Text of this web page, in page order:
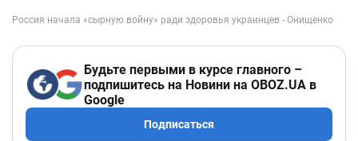
Будьте первыми в курсе главного –
подпишитесь на Новини на OBOZ.UA в
Google
Подписаться